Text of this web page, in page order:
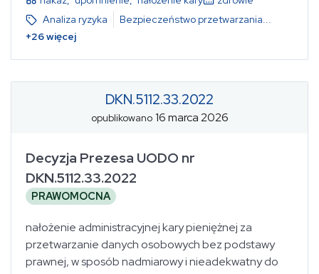
Analiza ryzyka
Bezpieczeństwo przetwarzania...
+26więcej
DKN.5112.33.2022
opublikowano 16 marca 2026
Decyzja Prezesa UODO nr
DKN.5112.33.2022
PRAWOMOCNA
nałożenie administracyjnej kary pieniężnej za
przetwarzanie danych osobowych bez podstawy
prawnej, w sposób nadmiarowy i nieadekwatny do